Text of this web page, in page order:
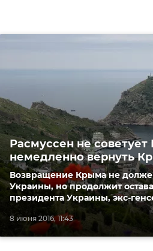
8 июня 2016, 11:43
Расмуссен не
немедленно вернуть
Возвращение Крыма не
Украины, но продолжит
президента Украины, экс-